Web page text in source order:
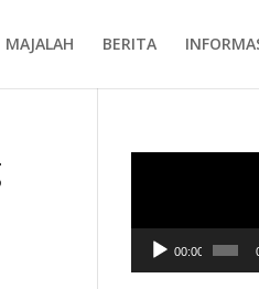
MAJALAH BERITA
00:00